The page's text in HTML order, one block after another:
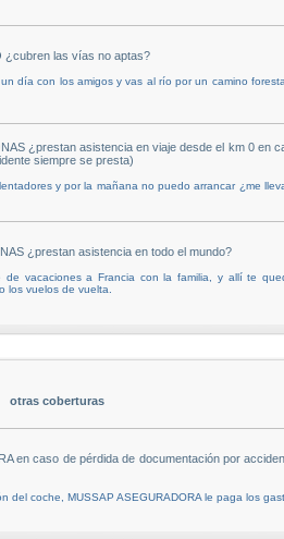
¿cubren las vías no aptas?
día con los amigos y vas al río por un camino
¿prestan asistencia en viaje desde el km 0 en
siempre se presta)
y por la mañana no puedo arrancar ¿me
¿prestan asistencia en todo el mundo?
vacaciones a Francia con la familia, y allí te
los vuelos de vuelta.
otras coberturas
en caso de pérdida de documentación por
del coche, MUSSAP ASEGURADORA le paga los